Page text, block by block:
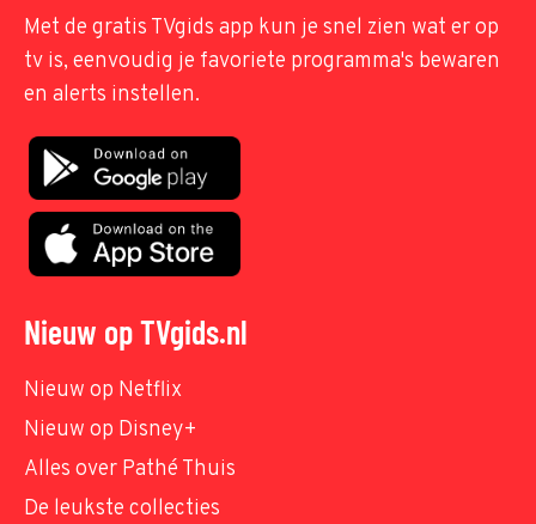
Met de gratis TVgids app kun je snel zien wat er op
tv is, eenvoudig je favoriete programma's bewaren
en alerts instellen.
Nieuw op TVgids.nl
Nieuw op Netflix
Nieuw op Disney+
Alles over Pathé Thuis
De leukste collecties